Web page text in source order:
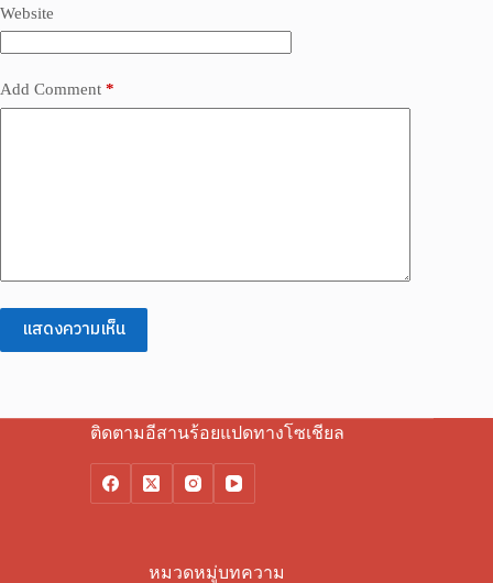
Website
Add Comment *
แสดงความเห็น
ติดตามอีสานร้อยแปดทางโซเชียล
หมวดหมู่บทความ